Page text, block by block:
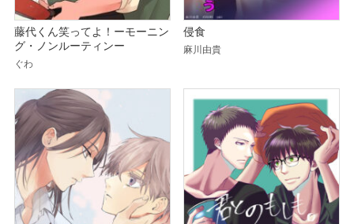
藤代くん笑ってよ！ーモーニン
グ・ノンルーティンー
ぐわ
侵食
麻川由貴